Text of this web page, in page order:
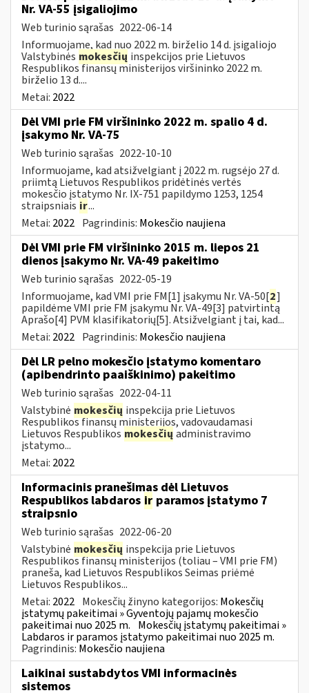
Nr. VA-55 įsigaliojimo
Web turinio sąrašas 2022-06-14
Informuojame, kad nuo 2022 m. birželio 14 d. įsigaliojo
Valstybinės mokesčių inspekcijos prie Lietuvos
Respublikos finansų ministerijos viršininko 2022 m.
birželio 13 d....
Metai: 2022
Dėl VMI prie FM viršininko 2022 m. spalio 4 d.
įsakymo Nr. VA-75
Web turinio sąrašas 2022-10-10
Informuojame, kad atsižvelgiant į 2022 m. rugsėjo 27 d.
priimtą Lietuvos Respublikos pridėtinės vertės
mokesčio įstatymo Nr. IX-751 papildymo 1253, 1254
straipsniais ir...
Metai: 2022 Pagrindinis: Mokesčio naujiena
Dėl VMI prie FM viršininko 2015 m. liepos 21
dienos įsakymo Nr. VA-49 pakeitimo
Web turinio sąrašas 2022-05-19
Informuojame, kad VMI prie FM[1] įsakymu Nr. VA-50[2]
papildėme VMI prie FM įsakymu Nr. VA-49[3] patvirtintą
Aprašo[4] PVM klasifikatorių[5]. Atsižvelgiant į tai, kad...
Metai: 2022 Pagrindinis: Mokesčio naujiena
Dėl LR pelno mokesčio įstatymo komentaro
(apibendrinto paaiškinimo) pakeitimo
Web turinio sąrašas 2022-04-11
Valstybinė mokesčių inspekcija prie Lietuvos
Respublikos finansų ministerijos, vadovaudamasi
Lietuvos Respublikos mokesčių administravimo
įstatymo...
Metai: 2022
Informacinis pranešimas dėl Lietuvos
Respublikos labdaros ir paramos įstatymo 7
straipsnio
Web turinio sąrašas 2022-06-20
Valstybinė mokesčių inspekcija prie Lietuvos
Respublikos finansų ministerijos (toliau – VMI prie FM)
praneša, kad Lietuvos Respublikos Seimas priėmė
Lietuvos Respublikos...
Metai: 2022 Mokesčių žinyno kategorijos: Mokesčių
įstatymų pakeitimai » Gyventojų pajamų mokesčio
pakeitimai nuo 2025 m. Mokesčių įstatymų pakeitimai »
Labdaros ir paramos įstatymo pakeitimai nuo 2025 m.
Pagrindinis: Mokesčio naujiena
Laikinai sustabdytos VMI informacinės
sistemos